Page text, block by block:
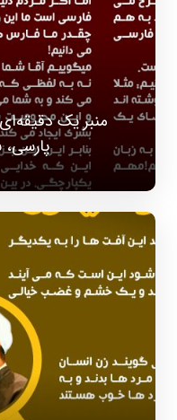
منبر یک